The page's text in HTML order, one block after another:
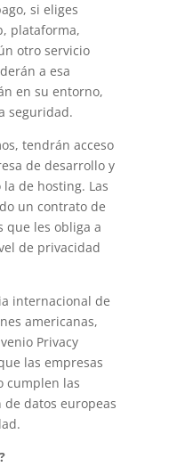
si eliges
plataforma,
otro servicio
a esa
en su entorno,
seguridad.
tendrán acceso
de desarrollo y
de hosting. Las
un contrato de
que les obliga a
de privacidad
internacional de
americanas,
Privacy
las empresas
cumplen las
datos europeas